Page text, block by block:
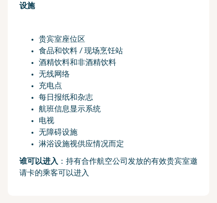
设施
贵宾室座位区
食品和饮料 / 现场烹饪站
酒精饮料和非酒精饮料
无线网络
充电点
每日报纸和杂志
航班信息显示系统
电视
无障碍设施
淋浴设施视供应情况而定
谁可以进入 ：持有合作航空公司发放的有效贵宾室邀
请卡的乘客可以进入